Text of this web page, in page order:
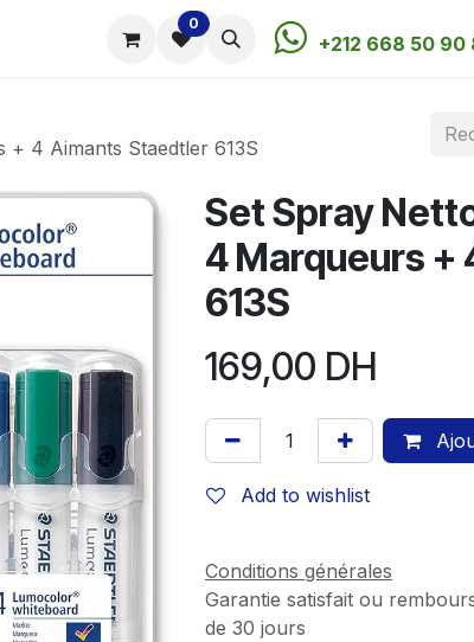
Rendez-vous Contactez-nous
0
+212 668 50 90
4 Aimants Staedtler 613S
Set Spray
4 Marqueurs +
613S
169,00 DH
Add to wishlist
Conditions générales
Garantie satisfait ou
de 30 jours